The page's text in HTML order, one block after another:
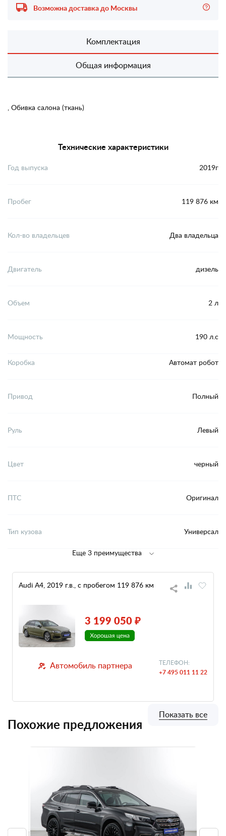
Возможна доставка до Москвы
Комплектация
Общая информация
, Обивка салона (ткань)
Технические характеристики
Год выпуска 2019г
Пробег 119 876 км
Кол-во владельцев Два владельца
Двигатель дизель
Объем 2 л
Мощность 190 л.с
Коробка Автомат робот
Привод Полный
Руль Левый
Цвет черный
ПТС Оригинал
Тип кузова Универсал
Еще 3 преимущества
Audi A4, 2019 г.в., с пробегом 119 876 км
3 199 050 ₽
Автомобиль партнера ТЕЛЕФОН:
+7 495 011 11 22
Похожие предложения
Показать все